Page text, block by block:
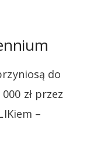
do
zł przez
–